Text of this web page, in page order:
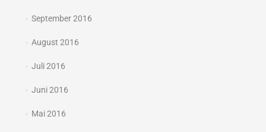
September 2016
August 2016
Juli 2016
Juni 2016
Mai 2016